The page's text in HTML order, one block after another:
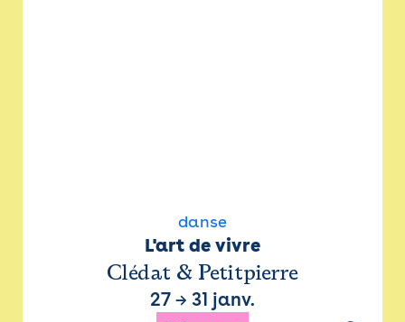
danse
L'art de vivre
Clédat & Petitpierre
27 → 31 janv.